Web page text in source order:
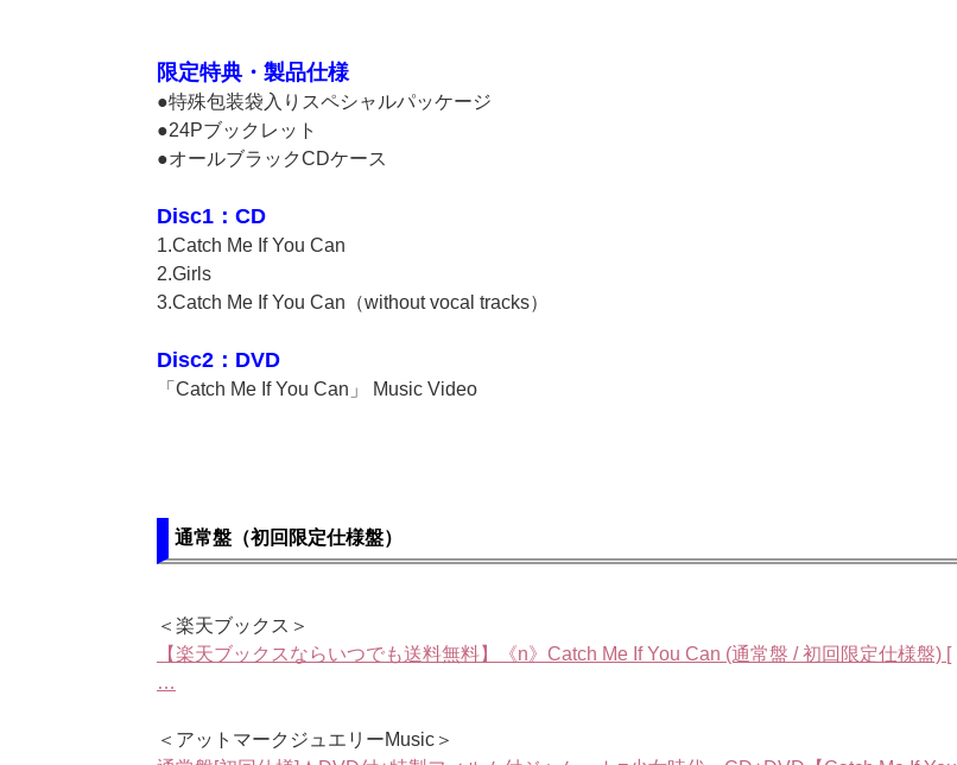
限定特典・製品仕様
●特殊包装袋入りスペシャルパッケージ
●24Pブックレット
●オールブラックCDケース
Disc1：CD
1.Catch Me If You Can
2.Girls
3.Catch Me If You Can（without vocal tracks）
Disc2：DVD
「Catch Me If You Can」 Music Video
通常盤（初回限定仕様盤）
＜楽天ブックス＞
【楽天ブックスならいつでも送料無料】《n》Catch Me If You Can (通常盤 / 初回限定仕様盤) [
…
＜アットマークジュエリーMusic＞